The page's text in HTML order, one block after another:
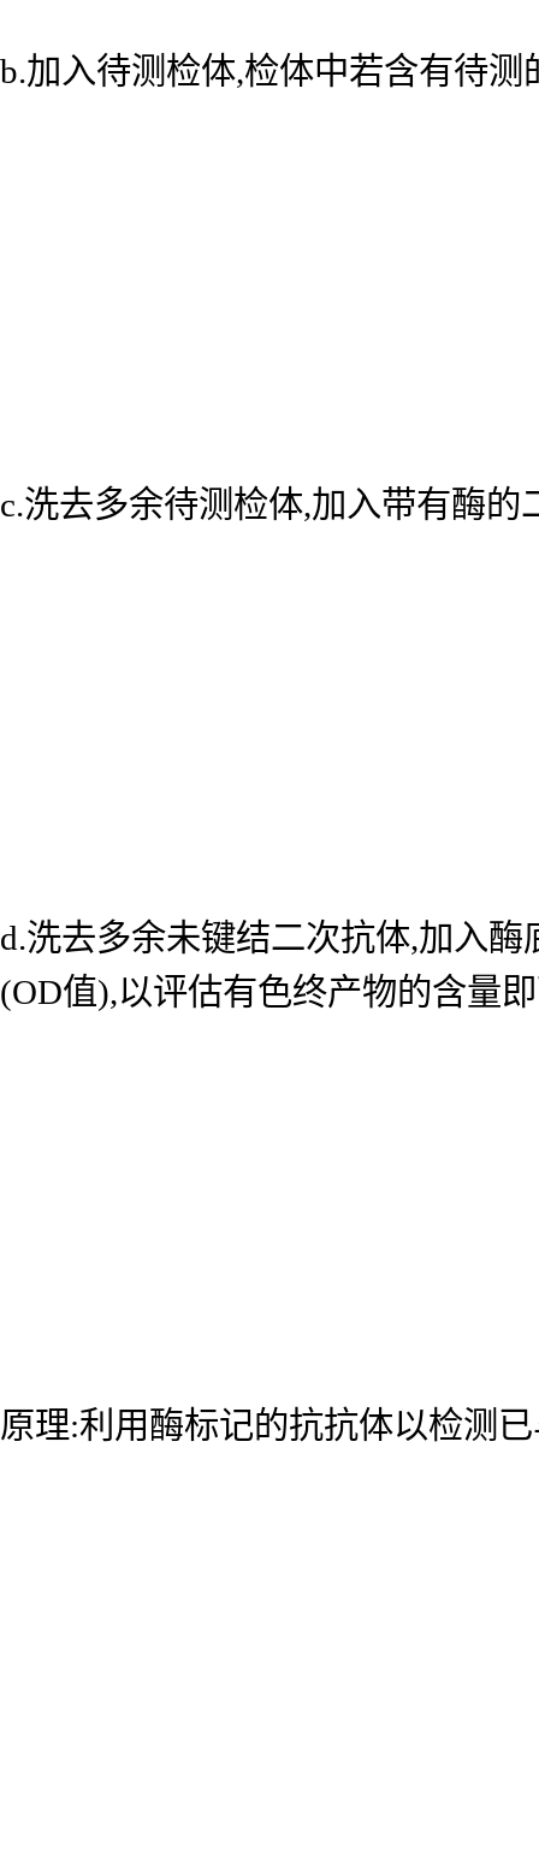
b.加入待测检体,检体中若含有待
c.洗去多余待测检体,加入带有酶
d.洗去多余未键结二次抗体,加入
(OD值),以评估有色终产物的含量
原理:利用酶标记的抗抗体以检测